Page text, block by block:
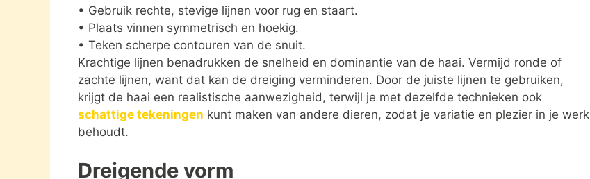
• Gebruik rechte, stevige lijnen voor rug en staart.
• Plaats vinnen symmetrisch en hoekig.
• Teken scherpe contouren van de snuit.
Krachtige lijnen benadrukken de snelheid en dominantie van de haai. Vermijd ronde of
zachte lijnen, want dat kan de dreiging verminderen. Door de juiste lijnen te gebruiken,
krijgt de haai een realistische aanwezigheid, terwijl je met dezelfde technieken ook
schattige tekeningen kunt maken van andere dieren, zodat je variatie en plezier in je werk
behoudt.
Dreigende vorm